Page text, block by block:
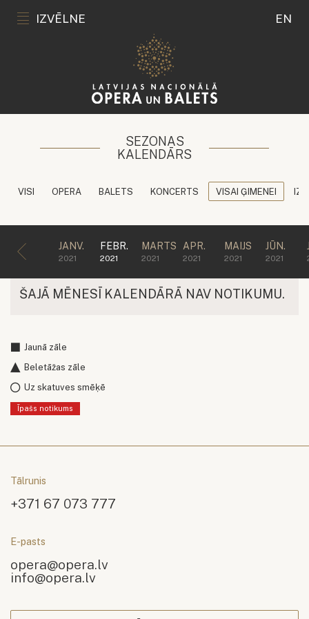
IZVĒLNE EN
SEZONAS
KALENDĀRS
VISI OPERA BALETS KONCERTS VISAI ĢIMENEI
JANV.
2021
FEBR.
2021
MARTS
2021
APR.
2021
MAIJS
2021
JŪN.
2021
ŠAJĀ MĒNESĪ KALENDĀRĀ NAV NOTIKUMU.
Jaunā zāle
Beletāžas zāle
Uz skatuves smēķē
Īpašs notikums
Tālrunis
+371 67 073 777
E-pasts
opera@opera.lv
info@opera.lv